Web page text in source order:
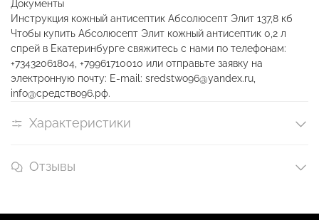
Документы
Инструкция кожный антисептик Абсолюсепт Элит 137,8 кб
Чтобы купить Абсолюсепт Элит кожный антисептик 0,2 л
спрей в Екатеринбурге свяжитесь с нами по телефонам:
+73432061804, +79961710010 или отправьте заявку на
электронную почту: E-mail: sredstwo96@yandex.ru,
info@средство96.рф.
Характеристики
Отзывы